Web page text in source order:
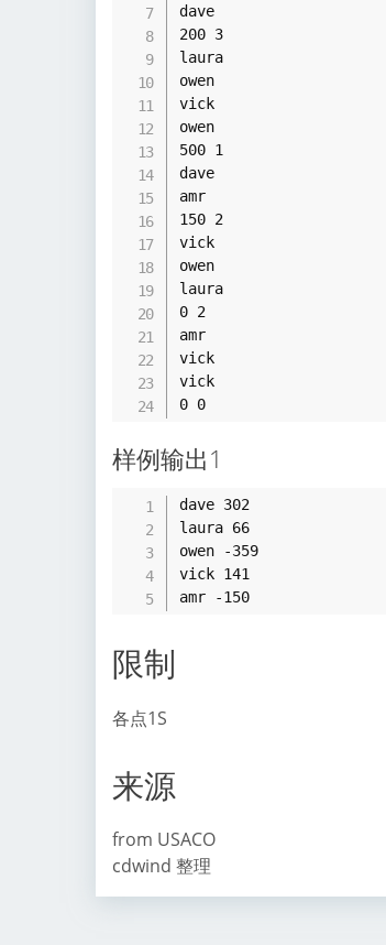
dave
200 3
laura
owen
vick
owen
500 1
dave
amr
150 2
vick
owen
laura
0 2
amr
vick
vick
0 0
样例输出1
dave 302
laura 66
owen -359
vick 141
amr -150
限制
各点1S
来源
from USACO
cdwind 整理